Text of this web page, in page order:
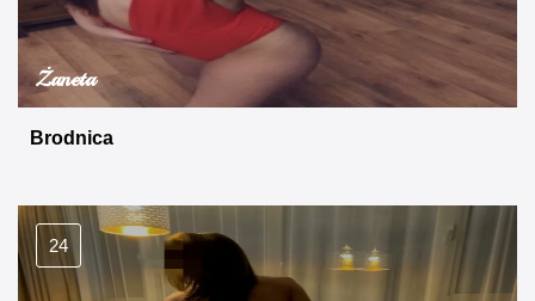
Żaneta
Brodnica
24